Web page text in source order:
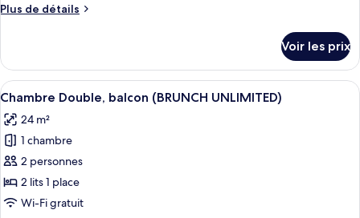
chambre :
balcon,
vue
piscine
(BRUNCH
UNLIMITED)
Plus de détails
Plus
le
type
de
Chambre
Double,
balcon,
vue
piscine
(BRUNCH
UNLIMITED)
Voir les prix
Afficher
toutes
les
photos
pour
ce
type
Une chambre d’hôtel avec un lit,
11
Chambre Double, balcon (BRUNCH UNLIMITED)
24 m²
1 chambre
2 personnes
2 lits 1 place
Wi-Fi gratuit